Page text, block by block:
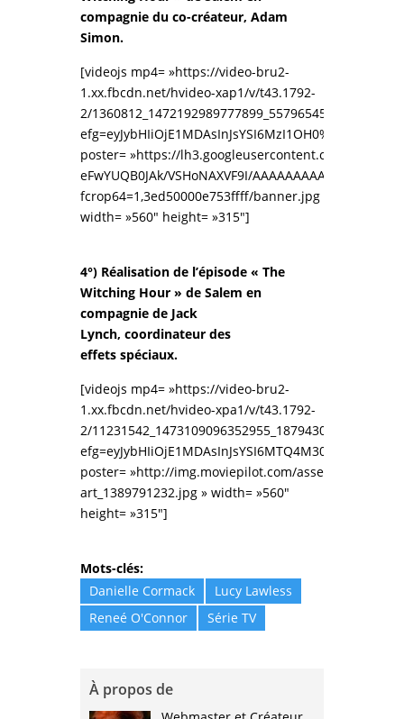
compagnie du co-créateur, Adam
Simon.
[videojs mp4= »https://video-bru2-
1.xx.fbcdn.net/hvideo-xap1/v/t43.1792-
2/1360812_1472192989777899_557965458_n.mp4?
poster= »https://lh3.googleusercontent.com/-
eFwYUQB0JAk/VSHoNAXVF9I/AAAAAAAAABc/
fcrop64=1,3ed50000e753ffff/banner.jpg »
width= »560″ height= »315″]
4°) Réalisation de l’épisode « The
Witching Hour » de Salem en
compagnie de Jack
Lynch, coordinateur des
effets spéciaux.
[videojs mp4= »https://video-bru2-
1.xx.fbcdn.net/hvideo-xpa1/v/t43.1792-
2/11231542_1473109096352955_1879430292_n.mp4?
poster= »http://img.moviepilot.com/assets/
art_1389791232.jpg » width= »560″
height= »315″]
Mots-clés:
Danielle Cormack
Lucy Lawless
Reneé O'Connor
Série TV
À propos de